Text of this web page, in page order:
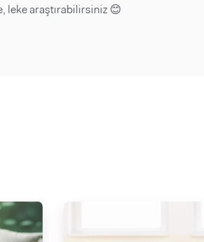
leke araştırabilirsiniz 😊